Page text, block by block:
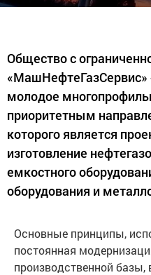
Общество с
молодое
приоритетным
которого является
изготовление
емкостного
оборудования и
Основные принципы,
постоянная
производственной базы,